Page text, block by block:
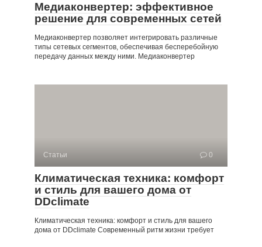
Медиаконвертер: эффективное
решение для современных сетей
Медиаконвертер позволяет интегрировать различные
типы сетевых сегментов, обеспечивая бесперебойную
передачу данных между ними. Медиаконвертер
Статьи 0
Климатическая техника: комфорт
и стиль для вашего дома от
DDclimate
Климатическая техника: комфорт и стиль для вашего
дома от DDclimate Современный ритм жизни требует